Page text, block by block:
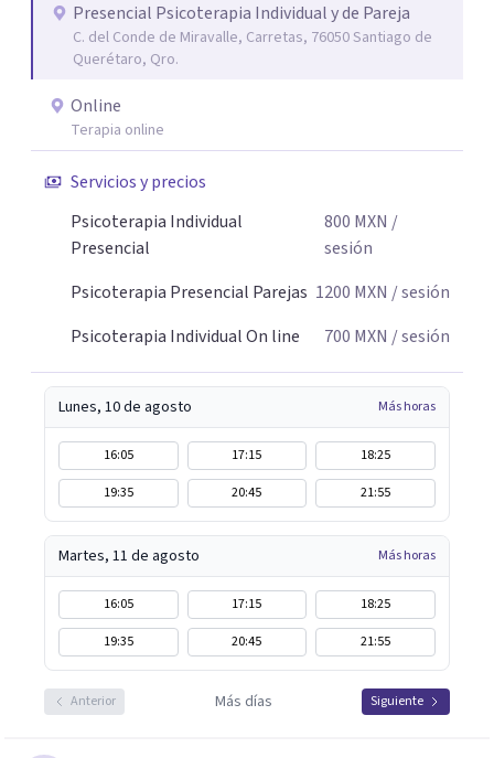
Presencial Psicoterapia Individual y de Pareja
C. del Conde de Miravalle, Carretas, 76050 Santiago de
Querétaro, Qro.
Online
Terapia online
Servicios y precios
Psicoterapia Individual
Presencial
800 MXN /
sesión
Psicoterapia Presencial Parejas 1200 MXN / sesión
Psicoterapia Individual On line
700 MXN / sesión
Lunes, 10 de agosto Más horas
16:05 17:15
18:25
19:35
20:45 21:55
Martes, 11 de agosto Más horas
16:05 17:15
18:25
19:35
20:45 21:55
Anterior Más días Siguiente